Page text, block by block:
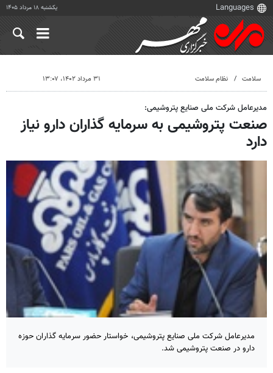
یکشنبه ۱۸ مرداد ۱۴۰۵
سلامت نظام سلامت ۳۱ مرداد ۱۴۰۲، ۱۳:۰۷
مدیرعامل شرکت ملی صنایع پتروشیمی:
صنعت پتروشیمی به سرمایه گذاران دارو نیاز
دارد
مدیرعامل شرکت ملی صنایع پتروشیمی، خواستار حضور سرمایه گذاران حوزه
دارو در صنعت پتروشیمی شد.